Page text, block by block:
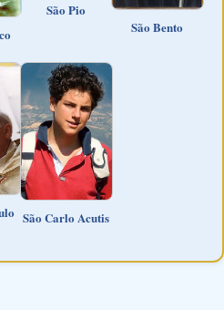
São Pio
São Bento
São Carlo Acutis